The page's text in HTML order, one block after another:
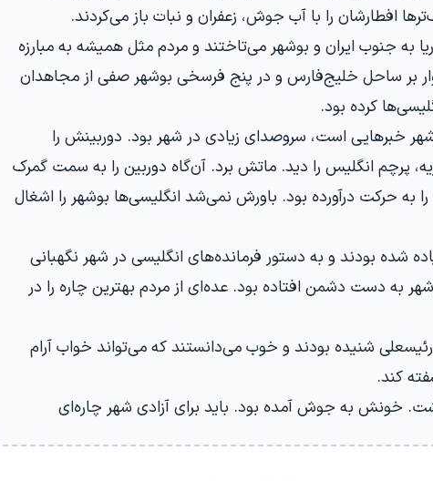
افطارشان را با آب جوش، زعفران و نبات باز می‌کردند.
به جنوب ایران و بوشهر می‌تاختند و مردم مثل همیشه به مبارزه
بر ساحل خلیج‌فارس و در پنج فرسخی بوشهر صفی از مجاهدان
کرده بود.
خبرهایی است، سروصدای زیادی در شهر بود. دوربینش را
پرچم انگلیس را دید. ماتش برد. آن‌گاه دوربین را به سمت گمرک
به حرکت درآورده بود. باورش نمی‌شد انگلیسی‌ها بوشهر را اشغال
شده بودند و به دستور فرمانده‌های انگلیسی در شهر نگهبانی
به دست دشمن افتاده بود. عده‌ای از مردم بهترین چاره را در
شنیده بودند و خوب می‌دانستند که می‌تواند خواب آرام
کند.
خونش به جوش آمده بود. باید برای آزادی شهر چاره‌ای